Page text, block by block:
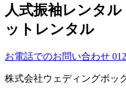
お電話でのお問い合わせ
株式会社ウェディングボッ